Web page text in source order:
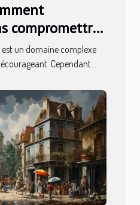
compromettre
est un domaine complexe
Cependant...